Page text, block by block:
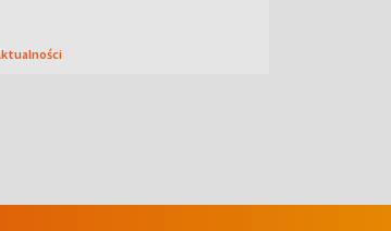
Aktualności